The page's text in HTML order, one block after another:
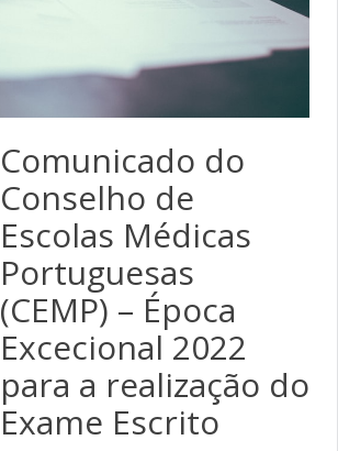
Comunicado do
Conselho de
Escolas Médicas
Portuguesas
(CEMP) – Época
Excecional 2022
para a realização do
Exame Escrito